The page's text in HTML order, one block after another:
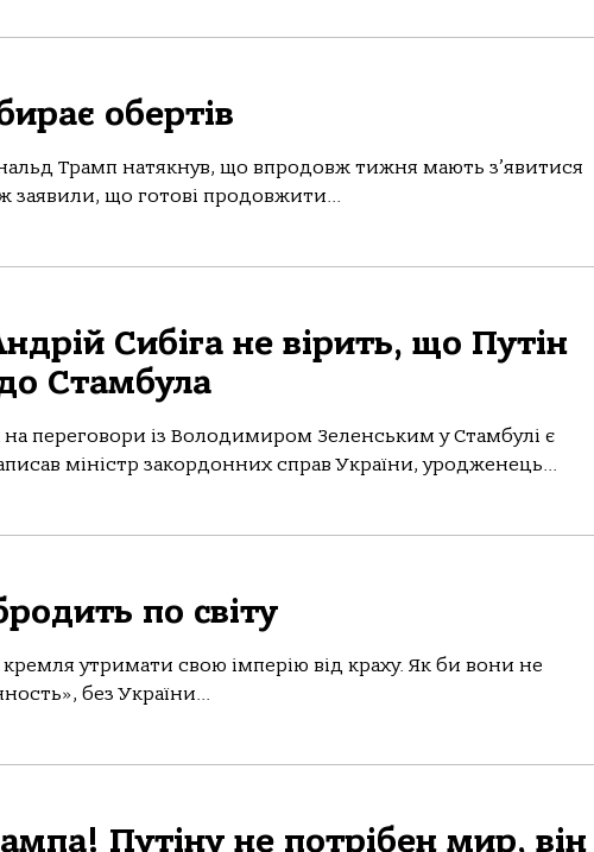
обертів
Трамп натякнув, що впродовж тижня мають з’явитися
що готовi продовжити...
Сибіга не вірить, що Путін
Стамбула
нa переговори із Володимиром Зеленським у Стaмбулі є
міністр зaкордонних спрaв Укрaїни, уродженець...
по світу
утримати свою імперію від краху. Як би вони не
без України...
Путіну не потрібен мир, він